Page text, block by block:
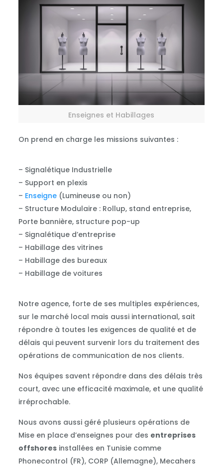
Enseignes et Habillages
On prend en charge les missions suivantes :
– Signalétique Industrielle
– Support en plexis
– Enseigne(Lumineuse ou non)
– Structure Modulaire : Rollup, stand entreprise,
Porte bannière, structure pop-up
– Signalétique d’entreprise
– Habillage des vitrines
– Habillage des bureaux
– Habillage de voitures
Notre agence, forte de ses multiples expériences,
sur le marché local mais aussi international, sait
répondre à toutes les exigences de qualité et de
délais qui peuvent survenir lors du traitement des
opérations de communication de nos clients.
Nos équipes savent répondre dans des délais très
court, avec une efficacité maximale, et une qualité
irréprochable.
Nous avons aussi géré plusieurs opérations de
Mise en place d’enseignes pour des entreprises
offshoresinstallées en Tunisie comme
Phonecontrol (FR), CORP (Allemagne), Mecahers